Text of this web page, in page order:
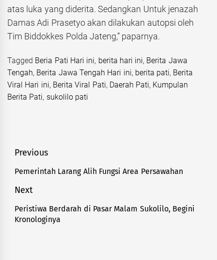
atas luka yang diderita. Sedangkan Untuk jenazah
Damas Adi Prasetyo akan dilakukan autopsi oleh
Tim Biddokkes Polda Jateng,” paparnya.
Tagged Beria Pati Hari ini, berita hari ini, Berita Jawa
Tengah, Berita Jawa Tengah Hari ini, berita pati, Berita
Viral Hari ini, Berita Viral Pati, Daerah Pati, Kumpulan
Berita Pati, sukolilo pati
Navigasi
pos
Previous
Previous
Pemerintah Larang Alih Fungsi Area Persawahan
Next
Next
post:
Peristiwa Berdarah di Pasar Malam Sukolilo, Begini
Kronologinya